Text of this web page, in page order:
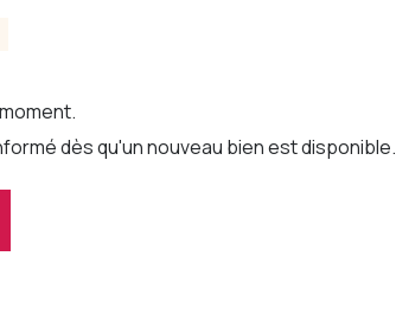
dès qu'un nouveau bien est disponible.